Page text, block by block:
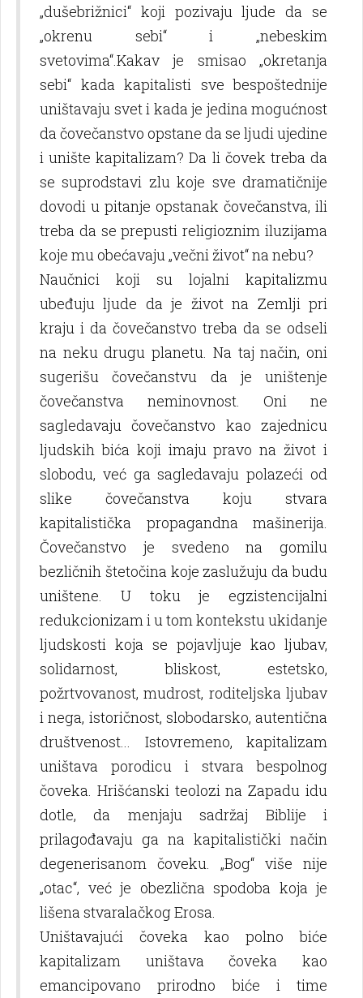
„dušebrižnici“ koji pozivaju lјude da se
„okrenu sebi“ i „nebeskim
svetovima“.Kakav je smisao „okretanja
sebi“ kada kapitalisti sve bespoštednije
uništavaju svet i kada je jedina mogućnost
da čovečanstvo opstane da se lјudi ujedine
i unište kapitalizam? Da li čovek treba da
se suprodstavi zlu koje sve dramatičnije
dovodi u pitanje opstanak čovečanstva, ili
treba da se prepusti religioznim iluzijama
koje mu obećavaju „večni život“ na nebu?
Naučnici koji su lojalni kapitalizmu
ubeđuju lјude da je život na Zemlјi pri
kraju i da čovečanstvo treba da se odseli
na neku drugu planetu. Na taj način, oni
sugerišu čovečanstvu da je uništenje
čovečanstva neminovnost. Oni ne
sagledavaju čovečanstvo kao zajednicu
lјudskih bića koji imaju pravo na život i
slobodu, već ga sagledavaju polazeći od
slike čovečanstva koju stvara
kapitalistička propagandna mašinerija.
Čovečanstvo je svedeno na gomilu
bezličnih štetočina koje zaslužuju da budu
uništene. U toku je egzistencijalni
redukcionizam i u tom kontekstu ukidanje
lјudskosti koja se pojavlјuje kao lјubav,
solidarnost, bliskost, estetsko,
požrtvovanost, mudrost, roditelјska lјubav
i nega, istoričnost, slobodarsko, autentična
društvenost... Istovremeno, kapitalizam
uništava porodicu i stvara bespolnog
čoveka. Hrišćanski teolozi na Zapadu idu
dotle, da menjaju sadržaj Biblije i
prilagođavaju ga na kapitalistički način
degenerisanom čoveku. „Bog“ više nije
„otac“, već je obezlična spodoba koja je
lišena stvaralačkog Erosa.
Uništavajući čoveka kao polno biće
kapitalizam uništava čoveka kao
emancipovano prirodno biće i time